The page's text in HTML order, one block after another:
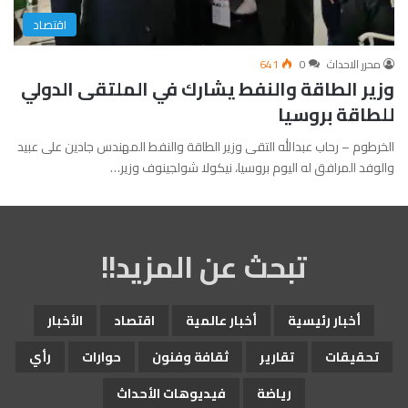
اقتصاد
محرر الاحداث 0
641
وزير الطاقة والنفط يشارك في الملتقى الدولي
للطاقة بروسيا
الخرطوم – رحاب عبدالله التقى وزير الطاقة والنفط المهندس جادين على عبيد
والوفد المرافق له اليوم بروسيا، نيكولا شولجينوف وزير…
تبحث عن المزيد!!
أخبار رئيسية أخبار عالمية اقتصاد
الأخبار
تحقيقات
تقارير ثقافة وفنون حوارات
رأي
رياضة
فيديوهات الأحداث